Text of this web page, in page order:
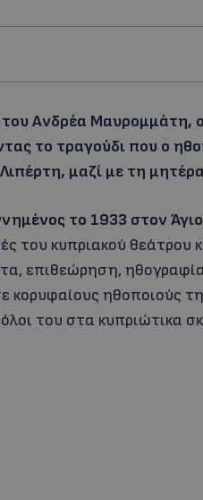
Ανδρέα Μαυρομμάτη,
το τραγούδι που ο
μαζί με τη
το 1933 στον
του κυπριακού θεάτρου
επιθεώρηση,
κορυφαίους ηθοποιούς
του στα κυπριώτικα